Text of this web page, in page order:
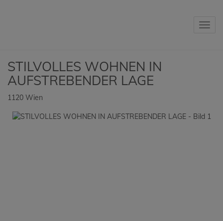
STILVOLLES WOHNEN IN
AUFSTREBENDER LAGE
1120 Wien